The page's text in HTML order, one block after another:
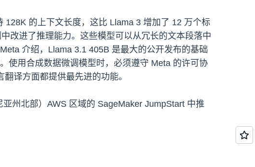
的上下文长度，这比 Llama 3 增加了 12 万个标
改进了推理能力。这些模型可以从冗长的文本段落中
介绍，Llama 3.1 405B 是最大的公开发布的基础
使用合成数据微调模型时，必须遵守 Meta 的许可协
译方面都提供最先进的功能。
州北部）AWS 区域的 SageMaker JumpStart 中推